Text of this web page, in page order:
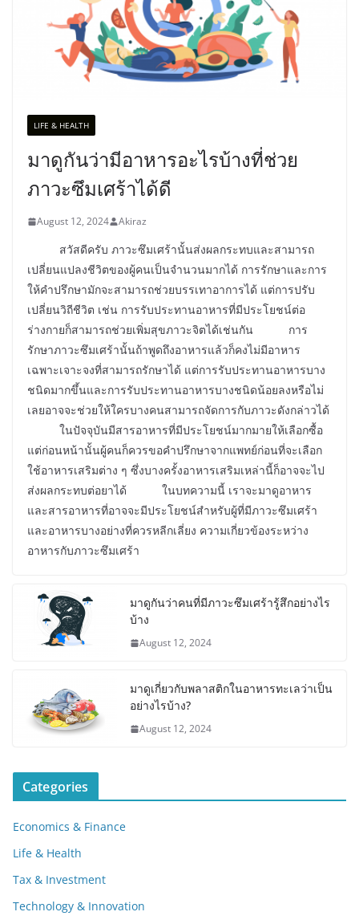
LIFE & HEALTH
มาดูกันว่ามีอาหารอะไรบ้างที่ช่วย
ภาวะซึมเศร้าได้ดี
August 12, 2024 Akiraz
สวัสดีครับ ภาวะซึมเศร้านั้นส่งผลกระทบและสามารถ
เปลี่ยนแปลงชีวิตของผู้คนเป็นจำนวนมากได้ การรักษาและการ
ให้คำปรึกษามักจะสามารถช่วยบรรเทาอาการได้ แต่การปรับ
เปลี่ยนวิถีชีวิต เช่น การรับประทานอาหารที่มีประโยชน์ต่อ
ร่างกายก็สามารถช่วยเพิ่มสุขภาวะจิตได้เช่นกัน การ
รักษาภาวะซึมเศร้านั้นถ้าพูดถึงอาหารแล้วก็คงไม่มีอาหาร
เฉพาะเจาะจงที่สามารถรักษาได้ แต่การรับประทานอาหารบาง
ชนิดมากขึ้นและการรับประทานอาหารบางชนิดน้อยลงหรือไม่
เลยอาจจะช่วยให้ใครบางคนสามารถจัดการกับภาวะดังกล่าวได้
ในปัจจุบันมีสารอาหารที่มีประโยชน์มากมายให้เลือกซื้อ
แต่ก่อนหน้านั้นผู้คนก็ควรขอคำปรึกษาจากแพทย์ก่อนที่จะเลือก
ใช้อาหารเสริมต่าง ๆ ซึ่งบางครั้งอาหารเสริมเหล่านี้ก็อาจจะไป
ส่งผลกระทบต่อยาได้ ในบทความนี้ เราจะมาดูอาหาร
และสารอาหารที่อาจจะมีประโยชน์สำหรับผู้ที่มีภาวะซึมเศร้า
และอาหารบางอย่างที่ควรหลีกเลี่ยง ความเกี่ยวข้องระหว่าง
อาหารกับภาวะซึมเศร้า
มาดูกันว่าคนที่มีภาวะซึมเศร้ารู้สึกอย่างไร
บ้าง
August 12, 2024
มาดูเกี่ยวกับพลาสติกในอาหารทะเลว่าเป็น
อย่างไรบ้าง?
August 12, 2024
Categories
Economics & Finance
Life & Health
Tax & Investment
Technology & Innovation